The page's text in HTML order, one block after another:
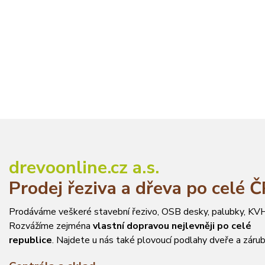
drevoonline.cz a.s.
Prodej řeziva a dřeva po celé
Prodáváme veškeré stavební řezivo, OSB desky, palubky,
Rozvážíme zejména vlastní dopravou nejlevněji po celé
republice. Najdete u nás také plovoucí podlahy dveře a